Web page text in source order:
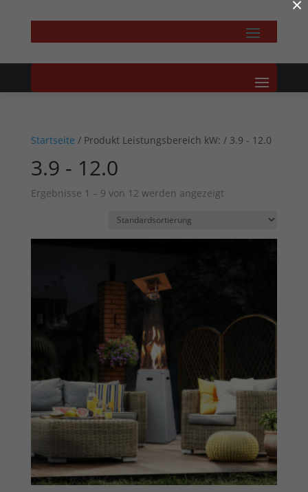
Startseite / Produkt Leistungsbereich kW: / 3.9 - 12.0
3.9 - 12.0
Ergebnisse 1 – 9 von 12 werden angezeigt